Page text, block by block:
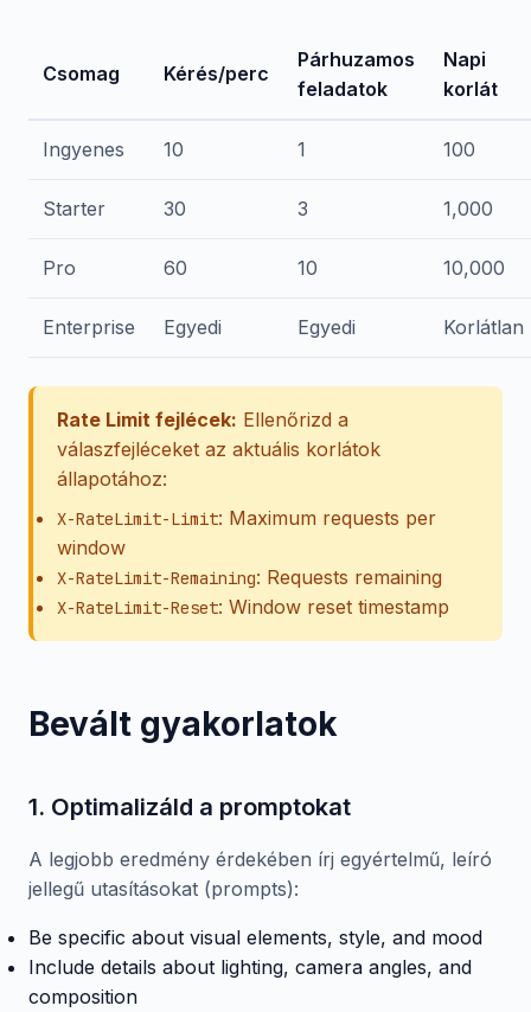
Csomag Kérés/perc
Párhuzamos
feladatok
Napi
korlát
Ingyenes 10 1 100
Starter 30 3 1,000
Pro 60 10 10,000
Enterprise Egyedi Egyedi Korlátlan
Rate Limit fejlécek: Ellenőrizd a
válaszfejléceket az aktuális korlátok
állapotához:
X-RateLimit-Limit: Maximum requests per
window
X-RateLimit-Remaining: Requests remaining
X-RateLimit-Reset: Window reset timestamp
Bevált gyakorlatok
1. Optimalizáld a promptokat
A legjobb eredmény érdekében írj egyértelmű, leíró
jellegű utasításokat (prompts):
Be specific about visual elements, style, and mood
Include details about lighting, camera angles, and
composition